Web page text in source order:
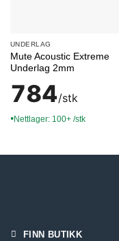
UNDERLAG
Mute Acoustic Extreme
Underlag 2mm
784/stk
●Nettlager: 100+ /stk
FINN BUTIKK